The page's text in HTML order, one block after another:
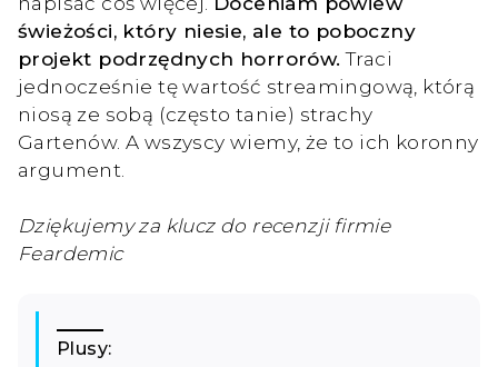
świeżości, który niesie, ale to poboczny
projekt podrzędnych horrorów. Traci
jednocześnie tę wartość streamingową, którą
niosą ze sobą (często tanie) strachy
Gartenów. A wszyscy wiemy, że to ich koronny
argument.
Dziękujemy za klucz do recenzji firmie
Feardemic
Plusy: